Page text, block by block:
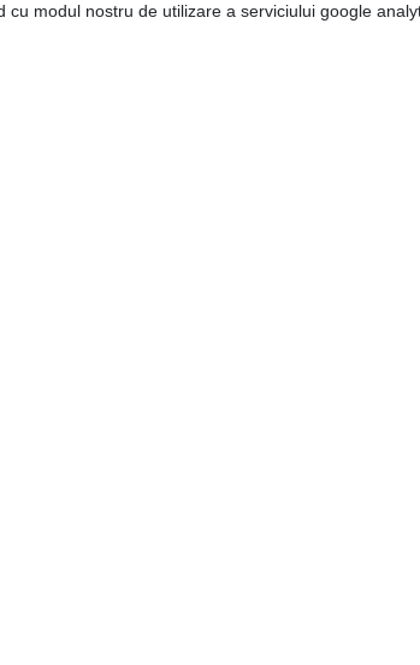
modul nostru de utilizare a serviciului google